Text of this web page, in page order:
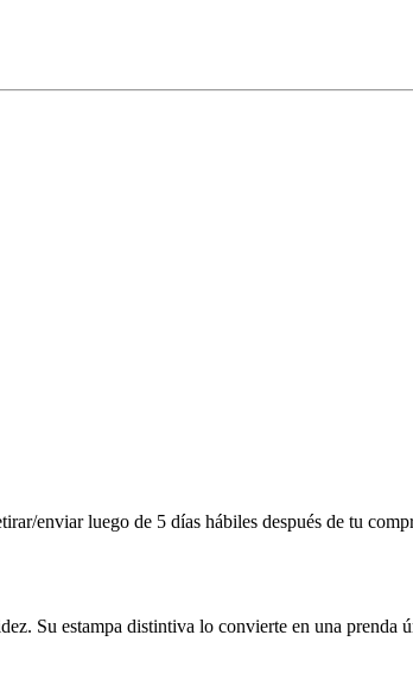
enviar luego de 5 días hábiles después de tu
Su estampa distintiva lo convierte en una prenda